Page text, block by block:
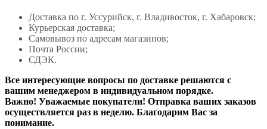
Доставка по г. Уссурийск, г. Владивосток, г. Хабаровск;
Курьерская доставка;
Самовывоз по адресам магазинов;
Почта России;
СДЭК.
Все интересующие вопросы по доставке решаются с
вашим менеджером в индивидуальном порядке.
Важно! Уважаемые покупатели! Отправка ваших заказов
осуществляется раз в неделю. Благодарим Вас за
понимание.